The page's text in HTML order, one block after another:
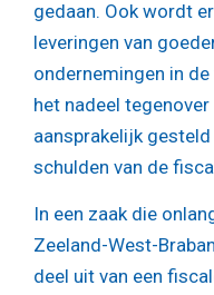
gedaan. Ook wordt
leveringen van
ondernemingen in
het nadeel
aansprakelijk
schulden van de
In een zaak die
Zeeland-West-
deel uit van een